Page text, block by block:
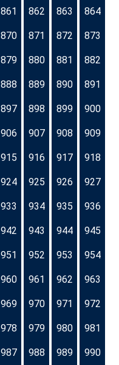
861 862 863 864
870 871 872 873
879 880 881 882
888 889 890 891
897 898 899 900
906 907 908 909
915 916 917 918
924 925 926 927
933 934 935 936
942 943 944 945
951 952 953 954
960 961 962 963
969 970 971 972
978 979 980 981
987 988 989 990